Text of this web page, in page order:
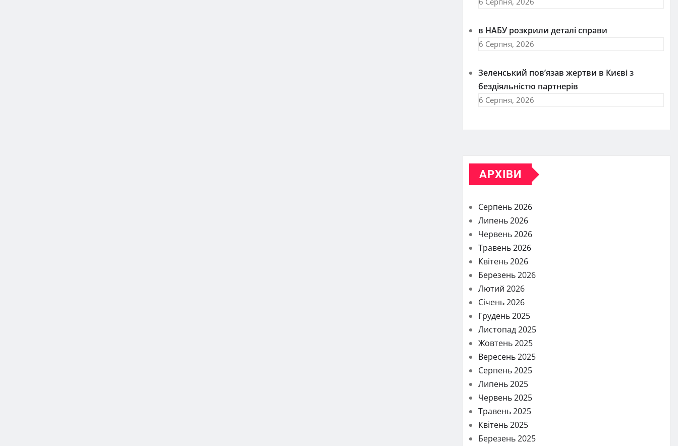
в НАБУ розкрили деталі справи
6 Серпня, 2026
Зеленський пов’язав жертви в Києві з
бездіяльністю партнерів
6 Серпня, 2026
АРХІВИ
Серпень 2026
Липень 2026
Червень 2026
Травень 2026
Квітень 2026
Березень 2026
Лютий 2026
Січень 2026
Грудень 2025
Листопад 2025
Жовтень 2025
Вересень 2025
Серпень 2025
Липень 2025
Червень 2025
Травень 2025
Квітень 2025
Березень 2025